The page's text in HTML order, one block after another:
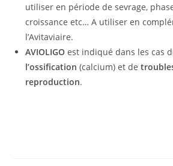
utiliser en période de sevrage,
croissance etc… A utiliser en
l’Avitaviaire.
AVIOLIGO est indiqué dans les cas
l’ossification (calcium) et de
reproduction.